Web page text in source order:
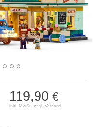
119,90 €
inkl. MwSt. zzgl. Versand